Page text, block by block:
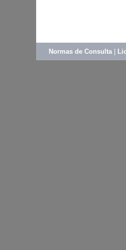
Normas de Consulta